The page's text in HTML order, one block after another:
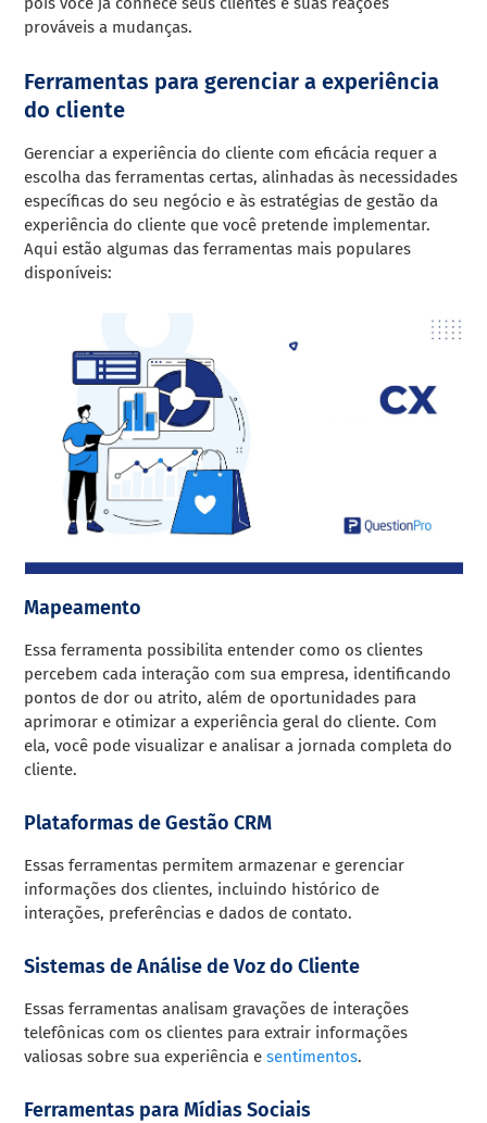
prováveis a mudanças.
Ferramentas para gerenciar a experiência
do cliente
Gerenciar a experiência do cliente com eficácia requer a
escolha das ferramentas certas, alinhadas às necessidades
específicas do seu negócio e às estratégias de gestão da
experiência do cliente que você pretende implementar.
Aqui estão algumas das ferramentas mais populares
disponíveis:
Mapeamento
Essa ferramenta possibilita entender como os clientes
percebem cada interação com sua empresa, identificando
pontos de dor ou atrito, além de oportunidades para
aprimorar e otimizar a experiência geral do cliente. Com
ela, você pode visualizar e analisar a jornada completa do
cliente.
Plataformas de Gestão CRM
Essas ferramentas permitem armazenar e gerenciar
informações dos clientes, incluindo histórico de
interações, preferências e dados de contato.
Sistemas de Análise de Voz do Cliente
Essas ferramentas analisam gravações de interações
telefônicas com os clientes para extrair informações
valiosas sobre sua experiência esentimentos.
Ferramentas para Mídias Sociais